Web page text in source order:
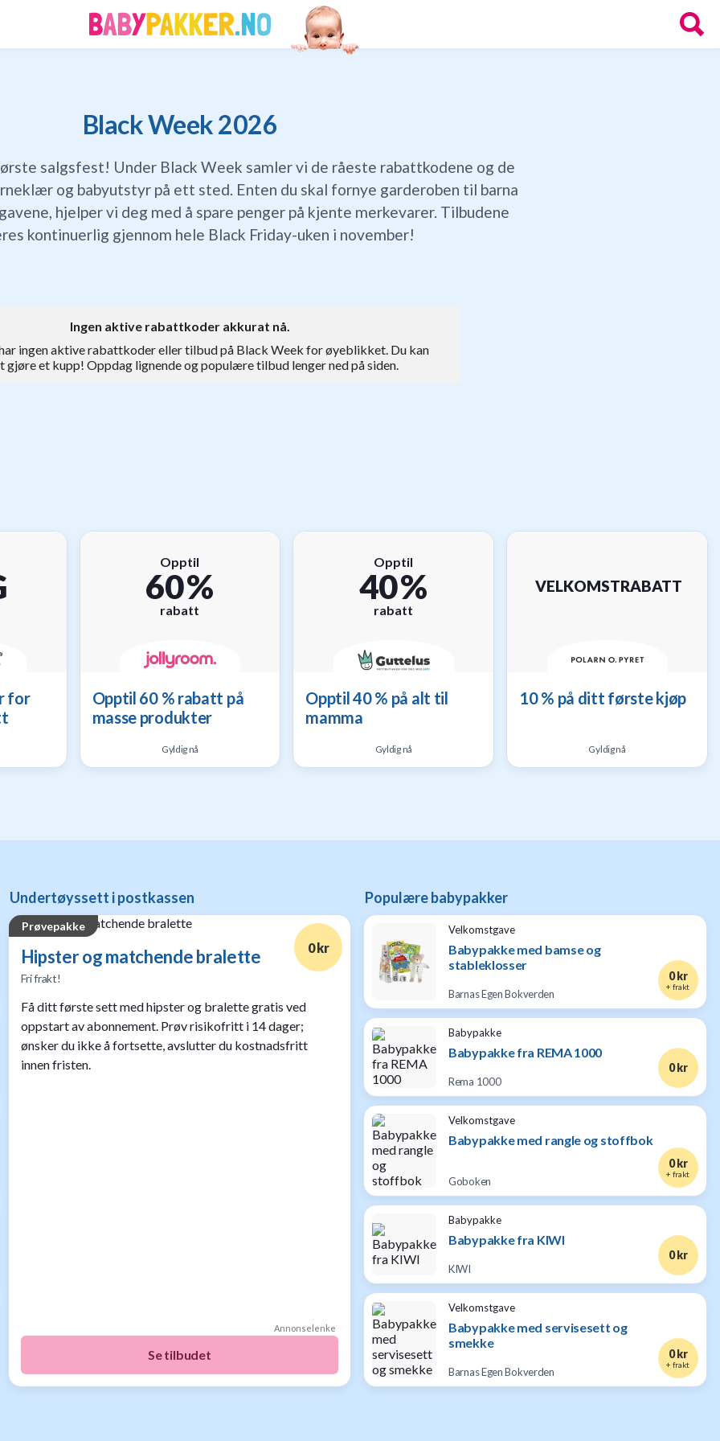
Black Week 2026
salgsfest! Under Black Week samler vi de råeste rabattkodene og de
og babyutstyr på ett sted. Enten du skal fornye garderoben til barna
hjelper vi deg med å spare penger på kjente merkevarer. Tilbudene
kontinuerlig gjennom hele Black Friday-uken i november!
Ingen aktive rabattkoder akkurat nå.
ingen aktive rabattkoder eller tilbud på Black Week for øyeblikket. Du kan
et kupp! Oppdag lignende og populære tilbud lenger ned på siden.
for
Opptil
60 %
rabatt
Opptil 60 % rabatt på
masse produkter
Gyldig nå
Opptil
40 %
rabatt
Opptil 40 % på alt til
mamma
Gyldig nå
VELKOMSTRABATT
10 % på ditt første kjøp
Gyldig nå
Undertøyssett i postkassen
Prøvepakke
Hipster og matchende bralette
Fri frakt!
0 kr
Få ditt første sett med hipster og bralette gratis ved
oppstart av abonnement. Prøv risikofritt i 14 dager;
ønsker du ikke å fortsette, avslutter du kostnadsfritt
innen fristen.
Annonselenke
Se tilbudet
Populære babypakker
Velkomstgave
Babypakke med bamse og
stableklosser
Barnas Egen Bokverden
0 kr
+ frakt
Babypakke
Babypakke fra REMA 1000
Rema 1000
0 kr
Velkomstgave
Babypakke med rangle og stoffbok
Goboken
0 kr
+ frakt
Babypakke
Babypakke fra KIWI
KIWI
0 kr
Velkomstgave
Babypakke med servisesett og
smekke
Barnas Egen Bokverden
0 kr
+ frakt